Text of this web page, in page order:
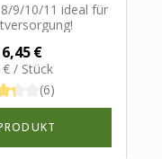
9/10/11 ideal für
€
€ / Stück
(6)